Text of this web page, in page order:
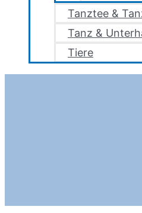
Tanztee &
Tanz &
Tiere